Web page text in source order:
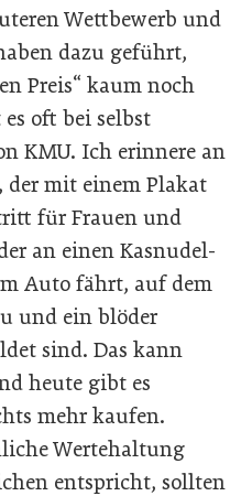
Wettbewerb und
dazu geführt,
Preis“ kaum noch
oft bei selbst
KMU. Ich erinnere an
der mit einem Plakat
für Frauen und
an einen Kasnudel-
Auto fährt, auf dem
und ein blöder
sind. Das kann
heute gibt es
mehr kaufen.
Wertehaltung
entspricht, sollten